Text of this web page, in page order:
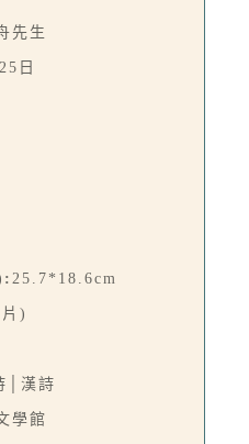
先生
日
25.7*18.6cm
)
│漢詩
學館